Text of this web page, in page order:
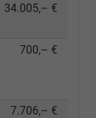
34.005,– €
700,– €
7.706,– €